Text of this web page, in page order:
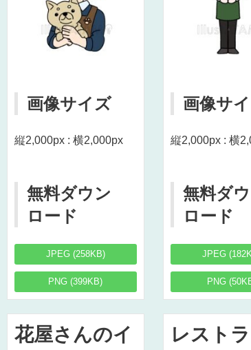
画像サイズ
縦2,000px : 横2,000px
無料ダウン
ロード
JPEG (258KB)
PNG (399KB)
画像サ
縦2,000px : 横
無料ダ
ロード
JPEG
PNG
花屋さんのイ
レスト